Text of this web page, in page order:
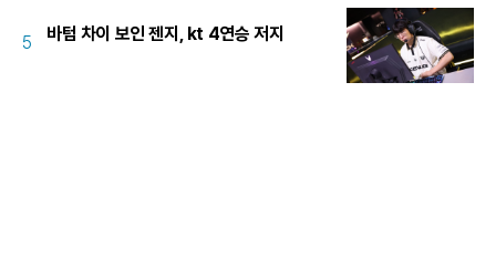
5 바텀 차이 보인 젠지, kt 4연승 저지